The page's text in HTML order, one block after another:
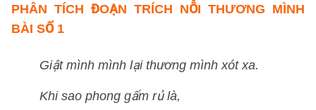
PHÂN TÍCH ĐOẠN TRÍCH NỖI THƯƠNG MÌNH
BÀI SỐ 1
Giật mình mình lại thương mình xót xa.
Khi sao phong gấm rủ là,